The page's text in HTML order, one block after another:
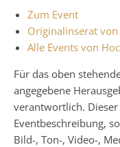
Zum Event
Originalinserat
Alle Events von
Für das oben
angegebene
verantwortlich.
Eventbeschreibung,
Bild-, Ton-, Video-,